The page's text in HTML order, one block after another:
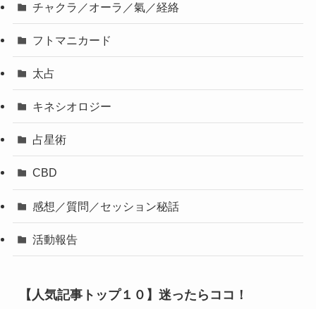
チャクラ／オーラ／氣／経絡
フトマニカード
太占
キネシオロジー
占星術
CBD
感想／質問／セッション秘話
活動報告
【人気記事トップ１０】迷ったらココ！